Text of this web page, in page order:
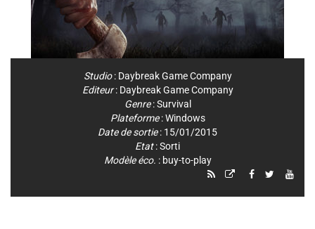
Studio: Daybreak Game Company
Editeur: Daybreak Game Company
Genre:Survival
Plateforme:Windows
Date de sortie: 15/01/2015
Etat: Sorti
Modèle éco. : buy-to-play